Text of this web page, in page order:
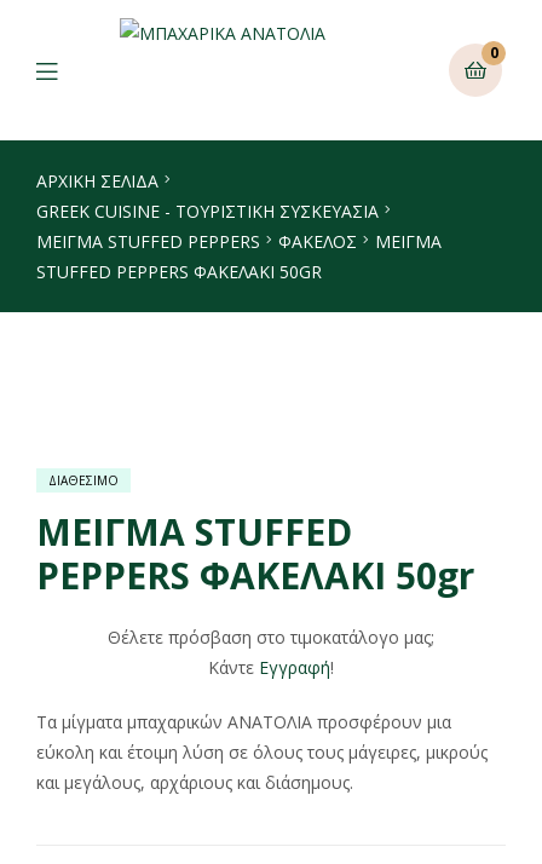
0
ΑΡΧΙΚΉ ΣΕΛΊΔΑ
GREEK CUISINE - ΤΟΥΡΙΣΤΙΚΗ ΣΥΣΚΕΥΑΣΙΑ
ΜΕΊΓΜΑ STUFFED PEPPERS
ΦΆΚΕΛΟΣ
ΜΕΙΓΜΑ
STUFFED PEPPERS ΦΑΚΕΛΑΚΙ 50GR
ΔΙΑΘΕΣΙΜΟ
ΜΕΙΓΜΑ STUFFED
PEPPERS ΦΑΚΕΛΑΚΙ 50gr
Θέλετε πρόσβαση στο τιμοκατάλογο μας;
Κάντε Εγγραφή!
Τα μίγματα μπαχαρικών ΑΝΑΤΟΛΙΑ προσφέρουν μια
εύκολη και έτοιμη λύση σε όλους τους μάγειρες, μικρούς
και μεγάλους, αρχάριους και διάσημους.